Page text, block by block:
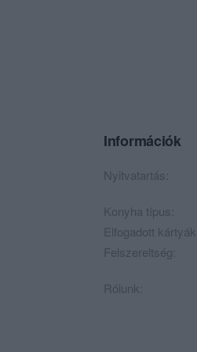
Információk
Nyitvatartás:
Konyha típus:
Elfogadott kártyák:
Felszereltség:
Rólunk: